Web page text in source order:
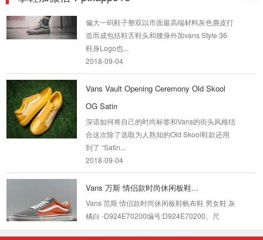
造而成包括鞋舌鞋头和腰身外加vans Style 36
鞋身Logo也...
2018-09-04
深谙如何将自己的时尚标签和Vans的街头风格结
合这次除了选取为人熟知的Old Skool鞋款还用
到了 “Satin...
2018-09-04
Vans 范斯 情侣款时尚休闲板鞋帆布鞋 男女鞋 灰
橘白 -D924E70200编号:D924E70200。尺
寸:35-44
2019-10-26